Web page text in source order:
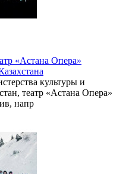
«Астана Опера»
культуры и
театр «Астана Опера»
напр